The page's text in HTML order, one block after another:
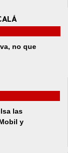
no que
las
y